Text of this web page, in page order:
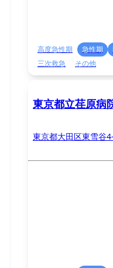
高度急性期 急性期
三次救急
その他
東京都立荏原病
東京都大田区東雪谷